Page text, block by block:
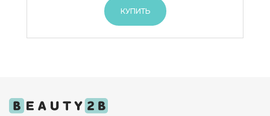
КУПИТЬ